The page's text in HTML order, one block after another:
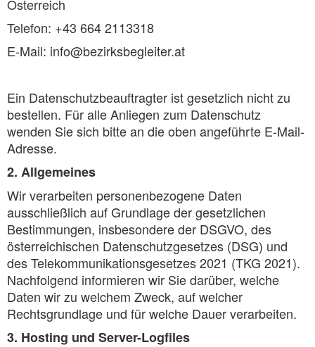
Österreich
Telefon: +43 664 2113318
E-Mail: info@bezirksbegleiter.at
Ein Datenschutzbeauftragter ist gesetzlich nicht zu
bestellen. Für alle Anliegen zum Datenschutz
wenden Sie sich bitte an die oben angeführte E-Mail-
Adresse.
2. Allgemeines
Wir verarbeiten personenbezogene Daten
ausschließlich auf Grundlage der gesetzlichen
Bestimmungen, insbesondere der DSGVO, des
österreichischen Datenschutzgesetzes (DSG) und
des Telekommunikationsgesetzes 2021 (TKG 2021).
Nachfolgend informieren wir Sie darüber, welche
Daten wir zu welchem Zweck, auf welcher
Rechtsgrundlage und für welche Dauer verarbeiten.
3. Hosting und Server-Logfiles